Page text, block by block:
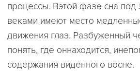
процессы. Вэтой фазе сна под
веками имеют место
движения глаз. Разбуженный
понять, где оннаходится,
содержания виденного восне.